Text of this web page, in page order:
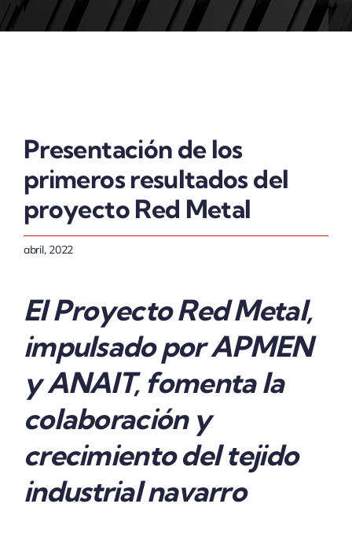
Presentación de los
primeros resultados del
proyecto Red Metal
abril, 2022
El Proyecto Red Metal,
impulsado por APMEN
y ANAIT, fomenta la
colaboración y
crecimiento del tejido
industrial navarro